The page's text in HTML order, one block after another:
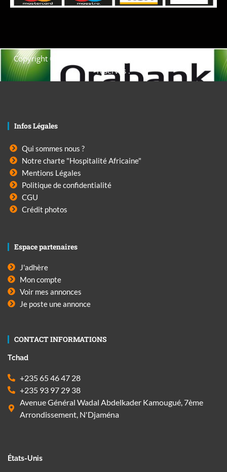
Copyright © 2021. Afrique-voyage-découverte tous droits
réservés .
Infos Légales
Qui sommes nous ?
Notre charte "Hospitalité Africaine"
Mentions Légales
Politique de confidentialité
CGU
Crédit photos
Espace partenaires
J'adhère
Mon compte
Voir mes annonces
Je poste une annonce
CONTACT INFORMATIONS
Tchad
+235 65 46 47 28
+235 93 97 29 38
Avenue Général Wadal Abdelkader Kamougué, 7ème
Arrondissement, N'Djaména
États-Unis